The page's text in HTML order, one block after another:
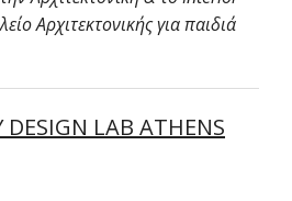
Αρχιτεκτονικής για παιδιά
LAB ATHENS